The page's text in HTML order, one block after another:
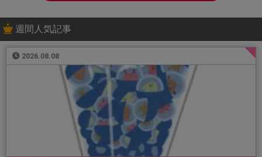
週間人気記事
2026.08.08